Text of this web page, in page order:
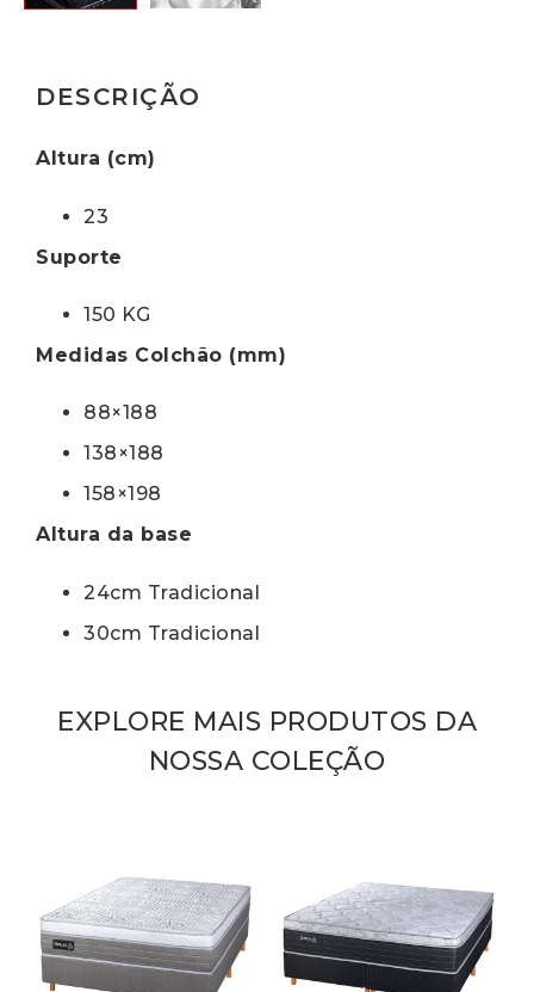
DESCRIÇÃO
Altura (cm)
23
Suporte
150 KG
Medidas Colchão (mm)
88×188
138×188
158×198
Altura da base
24cm Tradicional
30cm Tradicional
EXPLORE MAIS PRODUTOS DA
NOSSA COLEÇÃO